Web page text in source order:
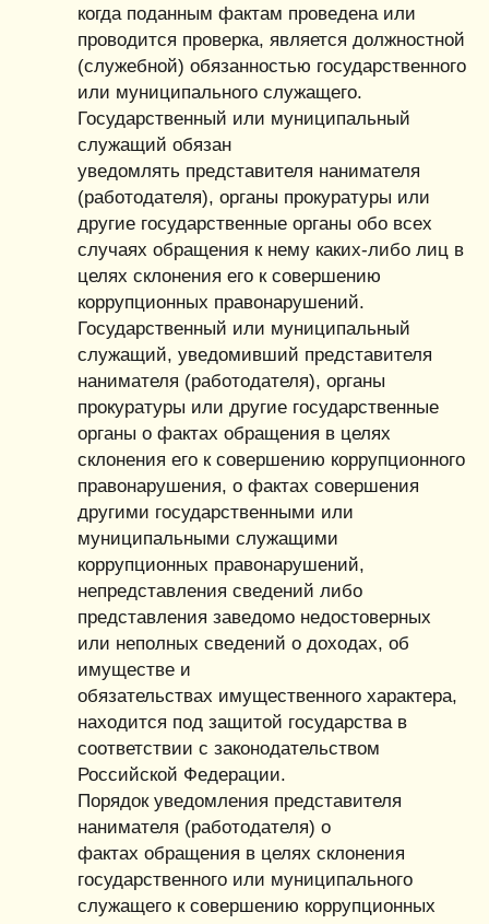
когда поданным фактам проведена или
проводится проверка, является должностной
(служебной) обязанностью государственного
или муниципального служащего.
Государственный или муниципальный
служащий обязан
уведомлять представителя нанимателя
(работодателя), органы прокуратуры или
другие государственные органы обо всех
случаях обращения к нему каких-либо лиц в
целях склонения его к совершению
коррупционных правонарушений.
Государственный или муниципальный
служащий, уведомивший представителя
нанимателя (работодателя), органы
прокуратуры или другие государственные
органы о фактах обращения в целях
склонения его к совершению коррупционного
правонарушения, о фактах совершения
другими государственными или
муниципальными служащими
коррупционных правонарушений,
непредставления сведений либо
представления заведомо недостоверных
или неполных сведений о доходах, об
имуществе и
обязательствах имущественного характера,
находится под защитой государства в
соответствии с законодательством
Российской Федерации.
Порядок уведомления представителя
нанимателя (работодателя) о
фактах обращения в целях склонения
государственного или муниципального
служащего к совершению коррупционных